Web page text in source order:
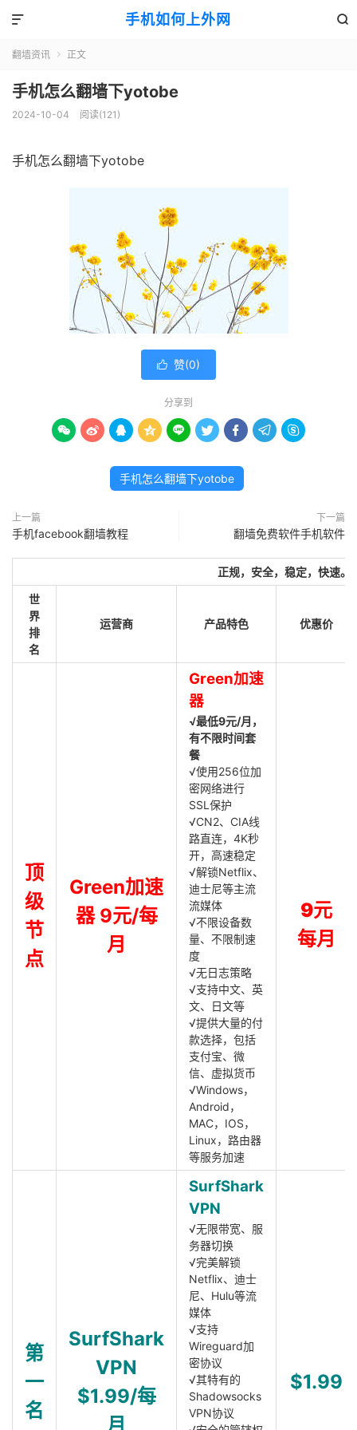
手机如何上外网 

翻墙资讯  正文
手机怎么翻墙下yotobe
2024-10-04 阅读(121)
手机怎么翻墙下yotobe
 赞(0)
分享到
        
手机怎么翻墙下yotobe
上一篇
手机facebook翻墙教程
下一篇
翻墙免费软件手机软件
正规，安全，稳定，快速。
世
界
排
名
运营商 产品特色 优惠价
顶
级
节
点
Green加速
器 9元/每
月
Green加速
器
√最低9元/月，
有不限时间套
餐
√使用256位加
密网络进行
SSL保护
√CN2、CIA线
路直连，4K秒
开，高速稳定
√解锁Netflix、
迪士尼等主流
流媒体
√不限设备数
量、不限制速
度
√无日志策略
√支持中文、英
文、日文等
√提供大量的付
款选择，包括
支付宝、微
信、虚拟货币
√Windows，
Android，
MAC，IOS，
Linux，路由器
等服务加速
9元
每月
第
一
名
SurfShark
VPN
$1.99/每
月
SurfShark
VPN
√无限带宽、服
务器切换
√完美解锁
Netflix、迪士
尼、Hulu等流
媒体
√支持
Wireguard加
密协议
√其特有的
Shadowsocks
VPN协议
$1.99